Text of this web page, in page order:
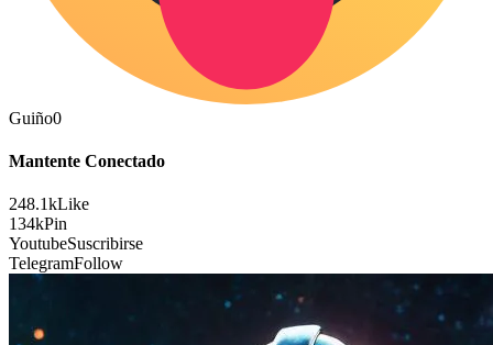
Guiño0
Mantente Conectado
248.1kLike
134kPin
YoutubeSuscribirse
TelegramFollow